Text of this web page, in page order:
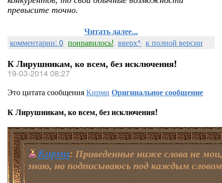
превысите точно.
Читать далее...
комментарии: 0 понравилось! вверх^ к полной версии
К Лирушникам, ко всем, без исключения!
19-03-2014 08:27
Это цитата сообщенияКирми Оригинальное сообщение
К Лирушникам, ко всем, без исключения!
Кирми: Приведенные ниже слова не
знаю, но подписываюсь под каждым